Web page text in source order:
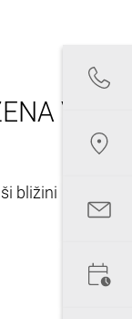
V
bližini